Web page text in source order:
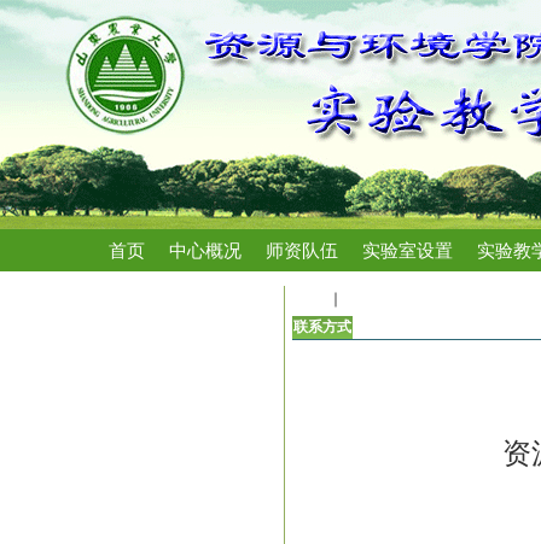
首页 中心概况 师资队伍 实验室设置 实验教
联系方式
资